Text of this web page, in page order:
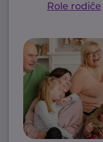
Role rodiče